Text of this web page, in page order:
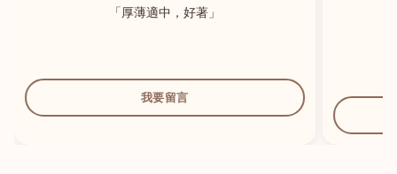
「厚薄適中，好著」
我要留言